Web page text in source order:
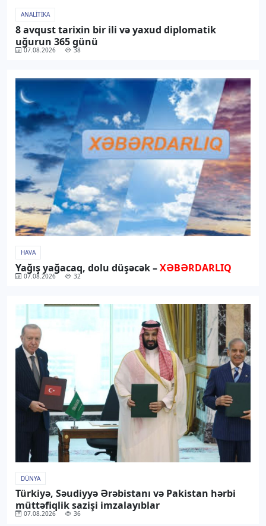
ANALITIKA
8 avqust tarixin bir ili və yaxud diplomatik
uğurun 365 günü
07.08.2026 38
HAVA
Yağış yağacaq, dolu düşəcək –XƏBƏRDARLIQ
07.08.2026 32
DÜNYA
Türkiyə, Səudiyyə Ərəbistanı və Pakistan hərbi
müttəfiqlik sazişi imzalayıblar
07.08.2026 36